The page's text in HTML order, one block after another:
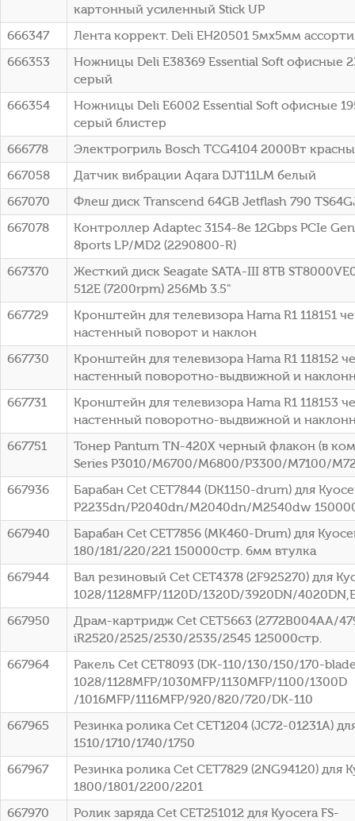
картонный усиленный Stick UP
666347
Лента коррект. Deli EH20501 5мх5мм
666353
Ножницы Deli E38369 Essential Soft офисные
серый
666354
Ножницы Deli E6002 Essential Soft офисные
серый блистер
666778
Электрогриль Bosch TCG4104 2000Вт
667058
Датчик вибрации Aqara DJT11LM белый
667070
Флеш диск Transcend 64GB Jetflash 790
667078
Контроллер Adaptec 3154-8e 12Gbps PCIe
8ports LP/MD2 (2290800-R)
667370
Жесткий диск Seagate SATA-III 8TB
512E (7200rpm) 256Mb 3.5"
667729
Кронштейн для телевизора Hama R1 118151
настенный поворот и наклон
667730
Кронштейн для телевизора Hama R1 118152
настенный поворотно-выдвижной и
667731
Кронштейн для телевизора Hama R1 118153
настенный поворотно-выдвижной и
667751
Тонер Pantum TN-420X черный флакон (в
Series P3010/M6700/M6800/P3300/M7100/
667936
Барабан Cet CET7844 (DK1150-drum) для
P2235dn/P2040dn/M2040dn/M2540dw
667940
Барабан Cet CET7856 (MK460-Drum) для
180/181/220/221 150000стр. 6мм втулка
667944
Вал резиновый Cet CET4378 (2F925270) для
1028/1128MFP/1120D/1320D/3920DN/
667950
Драм-картридж Cet CET5663 (2772B004AA/
iR2520/2525/2530/2535/2545 125000стр.
667964
Ракель Cet CET8093 (DK-110/130/150/170-
1028/1128MFP/1030MFP/1130MFP/1100/1300D
/1016MFP/1116MFP/920/820/720/DK-110
667965
Резинка ролика Cet CET1204 (JC72-01231A)
1510/1710/1740/1750
667967
Резинка ролика Cet CET7829 (2NG94120) для
1800/1801/2200/2201
667970
Ролик заряда Cet CET251012 для Kyocera FS-